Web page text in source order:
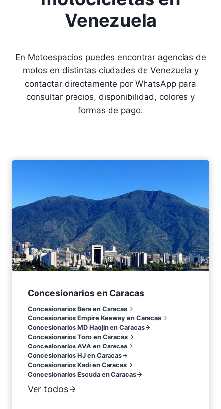
Venezuela
En Motoespacios puedes encontrar agencias de
motos en distintas ciudades de Venezuela y
contactar directamente por WhatsApp para
consultar precios, disponibilidad, colores y
formas de pago.
Concesionarios en Caracas
Concesionarios Bera en Caracas
Concesionarios Empire Keeway en Caracas
Concesionarios MD Haojin en Caracas
Concesionarios Toro en Caracas
Concesionarios AVA en Caracas
Concesionarios HJ en Caracas
Concesionarios Kadi en Caracas
Concesionarios Escuda en Caracas
Ver todos